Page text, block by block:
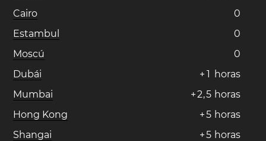
Cairo
0
Estambul
0
Moscú
0
Dubái
+ 1 horas
Mumbai
+2,5 horas
Hong Kong
+5 horas
Shangai
+5 horas